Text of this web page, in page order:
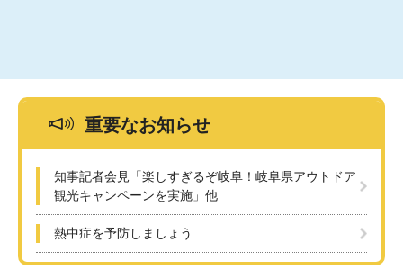
重要なお知らせ
知事記者会見「楽しすぎるぞ岐阜！岐阜県アウトドア
観光キャンペーンを実施」他
熱中症を予防しましょう